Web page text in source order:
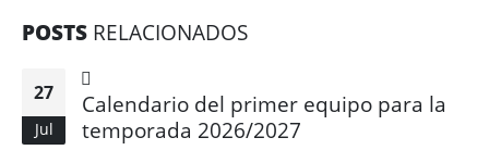
POSTS RELACIONADOS
27
Jul
Calendario del primer equipo para la
temporada 2026/2027